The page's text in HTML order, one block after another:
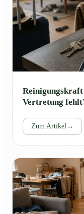
Reinigungskraft
Vertretung
Zum Artikel →